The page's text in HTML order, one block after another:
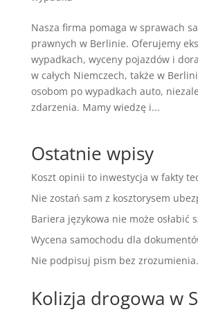
Nasza firma pomaga w sprawach
prawnych w Berlinie. Oferujemy
wypadkach, wyceny pojazdów i
w całych Niemczech, także w
osobom po wypadkach auto,
zdarzenia. Mamy wiedzę i...
Ostatnie wpisy
Koszt opinii to inwestycja w fakty
Nie zostań sam z kosztorysem
Bariera językowa nie może osłabić
Wycena samochodu dla
Nie podpisuj pism bez zrozumienia.
Kolizja drogowa w